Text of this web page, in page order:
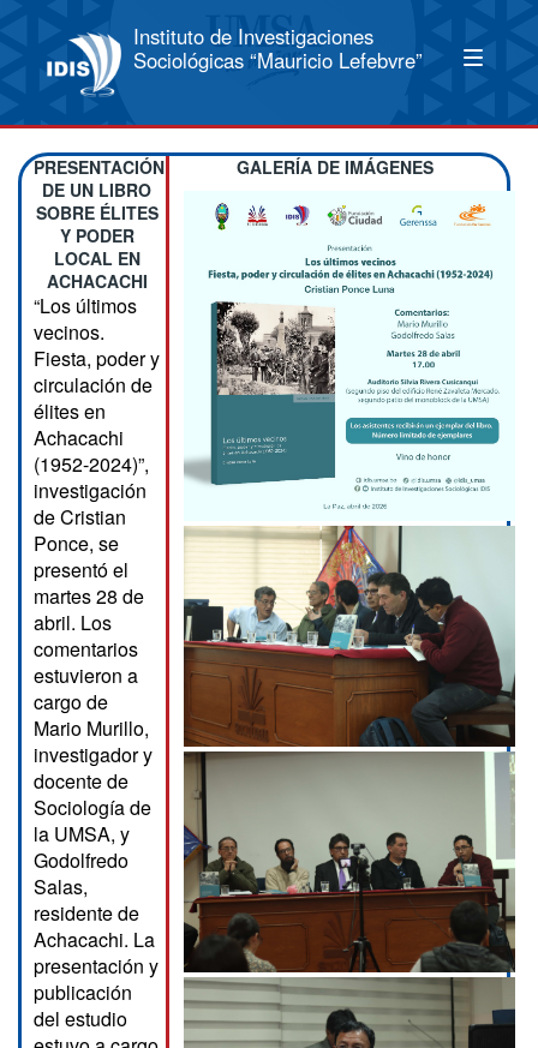
Instituto de Investigaciones
Sociológicas “Mauricio Lefebvre”
PRESENTACIÓN
DE UN LIBRO
SOBRE ÉLITES
Y PODER
LOCAL EN
ACHACACHI
“Los últimos
vecinos.
Fiesta, poder y
circulación de
élites en
Achacachi
(1952-2024)”,
investigación
de Cristian
Ponce, se
presentó el
martes 28 de
abril. Los
comentarios
estuvieron a
cargo de
Mario Murillo,
investigador y
docente de
Sociología de
la UMSA, y
Godolfredo
Salas,
residente de
Achacachi. La
presentación y
publicación
del estudio
GALERÍA DE IMÁGENES